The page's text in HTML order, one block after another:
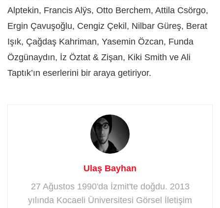
Alptekin, Francis Alÿs, Otto Berchem, Attila Csörgo,
Ergin Çavuşoğlu, Cengiz Çekil, Nilbar Güreş, Berat
Işık, Çağdaş Kahriman, Yasemin Özcan, Funda
Özgünaydın, İz Öztat & Zişan, Kiki Smith ve Ali
Taptık’ın eserlerini bir araya getiriyor.
Ulaş Bayhan
27 Ağustos 1990'da İzmit'te doğdu. 2013
yılında Kocaeli Üniversitesi Görsel İletişim